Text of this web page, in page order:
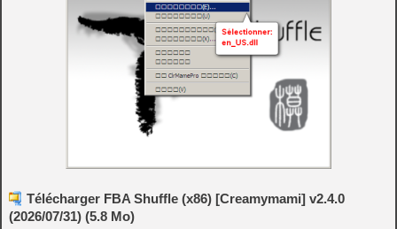
Télécharger FBA Shuffle (x86) [Creamymami] v2.4.0
(2026/07/31) (5.8 Mo)